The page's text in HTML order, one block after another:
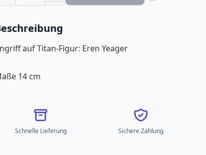
auf Titan-Figur: Eren Yeager
14 cm
Schnelle Lieferung Sichere Zahlung